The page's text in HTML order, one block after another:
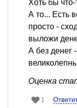
Хоть бы
А то... Есть
просто -
выложи
А без денег
Оценка
1